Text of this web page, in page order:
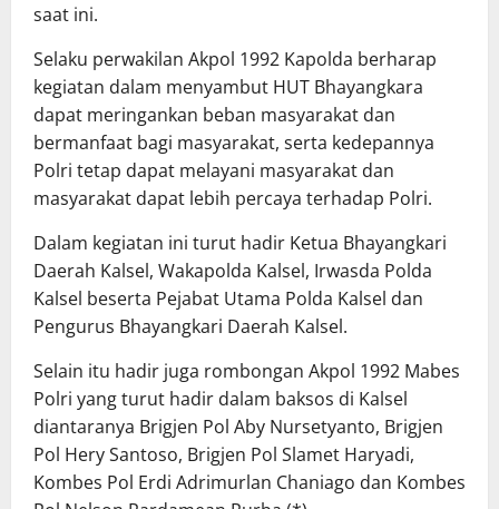
saat ini.
Selaku perwakilan Akpol 1992 Kapolda berharap
kegiatan dalam menyambut HUT Bhayangkara
dapat meringankan beban masyarakat dan
bermanfaat bagi masyarakat, serta kedepannya
Polri tetap dapat melayani masyarakat dan
masyarakat dapat lebih percaya terhadap Polri.
Dalam kegiatan ini turut hadir Ketua Bhayangkari
Daerah Kalsel, Wakapolda Kalsel, Irwasda Polda
Kalsel beserta Pejabat Utama Polda Kalsel dan
Pengurus Bhayangkari Daerah Kalsel.
Selain itu hadir juga rombongan Akpol 1992 Mabes
Polri yang turut hadir dalam baksos di Kalsel
diantaranya Brigjen Pol Aby Nursetyanto, Brigjen
Pol Hery Santoso, Brigjen Pol Slamet Haryadi,
Kombes Pol Erdi Adrimurlan Chaniago dan Kombes